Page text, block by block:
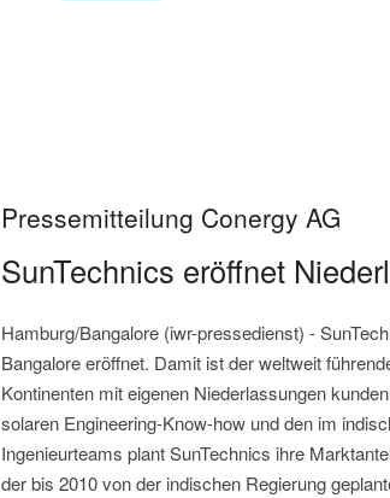
Pressemitteilung Conergy AG
SunTechnics eröffnet
Hamburg/Bangalore (iwr-pressedienst) -
Bangalore eröffnet. Damit ist der weltweit
Kontinenten mit eigenen Niederlassungen
solaren Engineering-Know-how und den im
Ingenieurteams plant SunTechnics ihre
der bis 2010 von der indischen Regierung